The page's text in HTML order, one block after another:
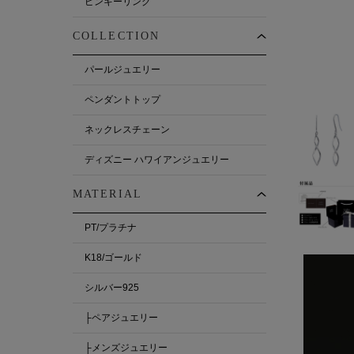
COLLECTION
パールジュエリー
ペンダントトップ
ネックレスチェーン
ディズニー ハワイアンジュエリー
MATERIAL
PT/プラチナ
K18/ゴールド
シルバー925
├ペアジュエリー
├メンズジュエリー